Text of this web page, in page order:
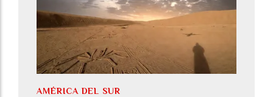
AMÉRICA DEL SUR